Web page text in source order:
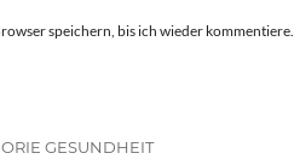
speichern, bis ich wieder kommentiere.
GESUNDHEIT